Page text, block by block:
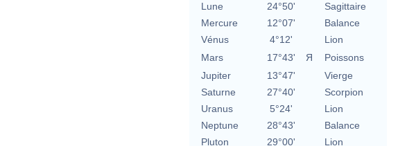
Lune
24°50'
Sagittaire
Mercure
12°07'
Balance
Vénus
4°12'
Lion
Mars
17°43' Я
Poissons
Jupiter
13°47'
Vierge
Saturne
27°40'
Scorpion
Uranus
5°24'
Lion
Neptune
28°43'
Balance
Pluton
29°00' Lion